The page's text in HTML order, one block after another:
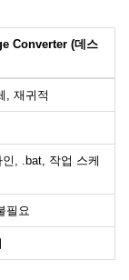
Converter (데스
, 재귀적
, .bat, 작업 스케
필요